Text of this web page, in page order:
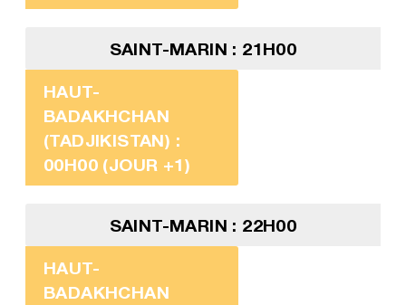
SAINT-MARIN : 21H00
HAUT-
BADAKHCHAN
(TADJIKISTAN) :
00H00 (JOUR +1)
SAINT-MARIN : 22H00
HAUT-
BADAKHCHAN